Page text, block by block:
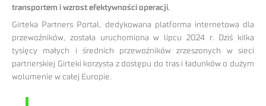
transportem i wzrost efektywności operacji.
Girteka Partners Portal, dedykowana platforma internetowa dla
przewoźników, została uruchomiona w lipcu 2024 r. Dziś kilka
tysięcy małych i średnich przewoźników zrzeszonych w sieci
partnerskiej Girteki korzysta z dostępu do tras i ładunków o dużym
wolumenie w całej Europie.